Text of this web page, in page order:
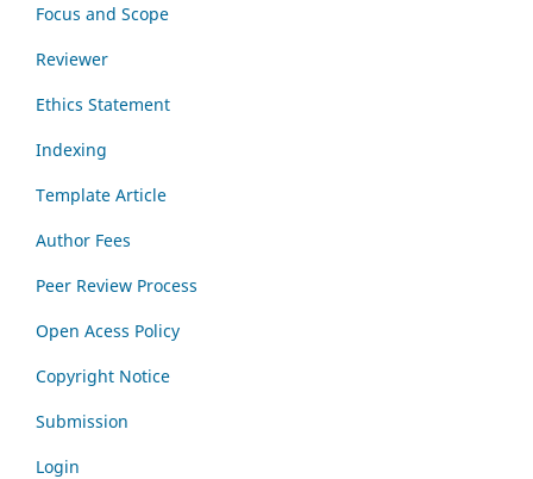
Focus and Scope
Reviewer
Ethics Statement
Indexing
Template Article
Author Fees
Peer Review Process
Open Acess Policy
Copyright Notice
Submission
Login